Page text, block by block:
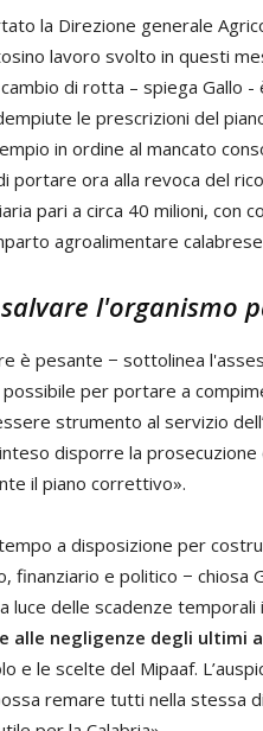
la Direzione generale
lavoro svolto in questi
di rotta – spiega Gallo -
le prescrizioni del
in ordine al mancato
portare ora alla revoca del
pari a circa 40 milioni, con
agroalimentare
l'organismo
è pesante − sottolinea
per portare a
strumento al servizio
disporre la
il piano correttivo».
a disposizione per
finanziario e politico − chiosa
luce delle scadenze temporali
alle negligenze degli ultimi
e le scelte del Mipaaf.
remare tutti nella stessa